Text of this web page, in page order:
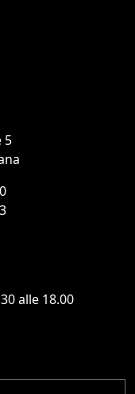
5
alle 18.00